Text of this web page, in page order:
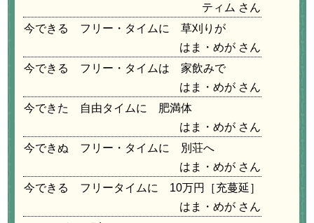
ティム
今できる フリー・タイムに 草刈りが
はま・めが
今できる フリー・タイムは 家飲みで
はま・めが
今できた 自由タイムに 肥満体
はま・めが
今できぬ フリー・タイムに 別荘へ
はま・めが
今できる フリータイムに 10万円［充蔓延］
はま・めが